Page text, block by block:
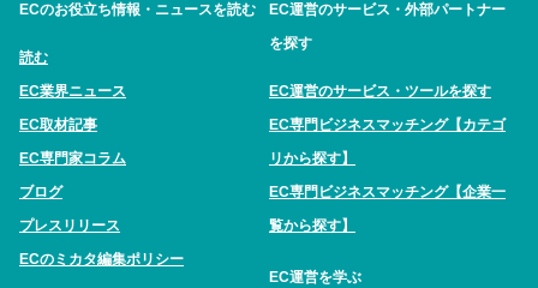
ECのお役立ち情報・ニュースを読む
読む
EC業界ニュース
EC取材記事
EC専門家コラム
ブログ
プレスリリース
ECのミカタ編集ポリシー
EC運営のサービス・外部パートナー
を探す
EC運営のサービス・ツールを探す
EC専門ビジネスマッチング【カテゴ
リから探す】
EC専門ビジネスマッチング【企業一
覧から探す】
EC運営を学ぶ